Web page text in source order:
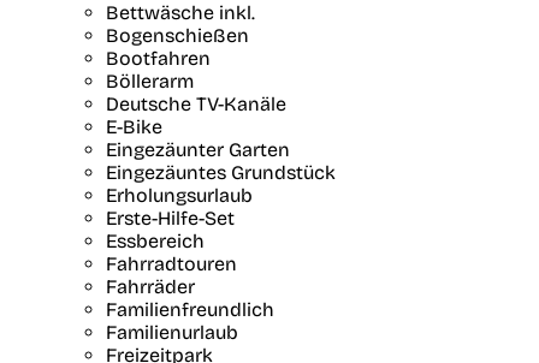
Bettwäsche inkl.
Bogenschießen
Bootfahren
Böllerarm
Deutsche TV-Kanäle
E-Bike
Eingezäunter Garten
Eingezäuntes Grundstück
Erholungsurlaub
Erste-Hilfe-Set
Essbereich
Fahrradtouren
Fahrräder
Familienfreundlich
Familienurlaub
Freizeitpark